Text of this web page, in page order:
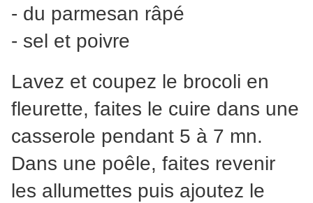
- du parmesan râpé
- sel et poivre
Lavez et coupez le brocoli en
fleurette, faites le cuire dans une
casserole pendant 5 à 7 mn.
Dans une poêle, faites revenir
les allumettes puis ajoutez le